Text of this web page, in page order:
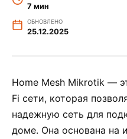
7 мин
ОБНОВЛЕНО
25.12.2025
Home Mesh Mikrotik —
Fi сети, которая
надежную сеть для
доме. Она основана на